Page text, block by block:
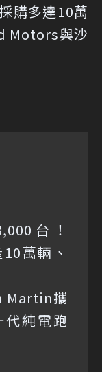
購多達10萬
Motors與沙
台！
萬輛、
Martin攜
純電跑